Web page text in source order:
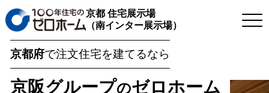
京都 住宅展示場
（南インター展示場）
京都府で注文住宅を建てるなら
京阪グループのゼロホーム